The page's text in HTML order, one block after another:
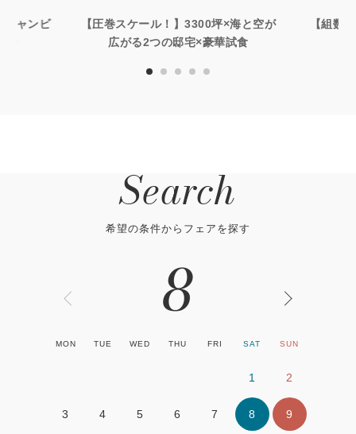
シャンビ
【圧巻スケール！】3300坪×海と空が
広がる2つの邸宅×豪華試食
【組数
Search
希望の条件からフェアを探す
8
MON TUE WED THU FRI SAT SUN
1 2
3 4 5 6 7 8 9